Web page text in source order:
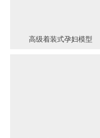
高级着装式孕妇模型